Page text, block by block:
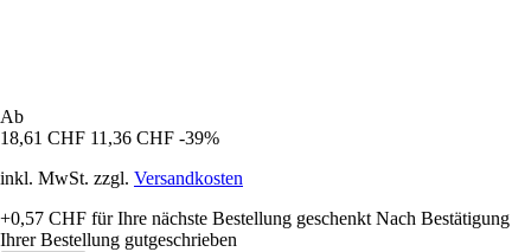
Ab
18,61 CHF 11,36 CHF -39%
inkl. MwSt. zzgl. Versandkosten
+0,57 CHF für Ihre nächste Bestellung geschenkt Nach Bestätigung
Ihrer Bestellung gutgeschrieben